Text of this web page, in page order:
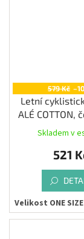
579 Kč
Letní
ALÉ COTTON,
Skladem v
521
Velikost ONE SIZE